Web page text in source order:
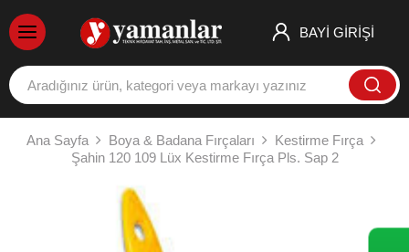
BAYİ GİRİŞİ
Ana Sayfa Boya & Badana Fırçaları
Kestirme Fırça
Şahin 120 109 Lüx Kestirme Fırça Pls. Sap 2